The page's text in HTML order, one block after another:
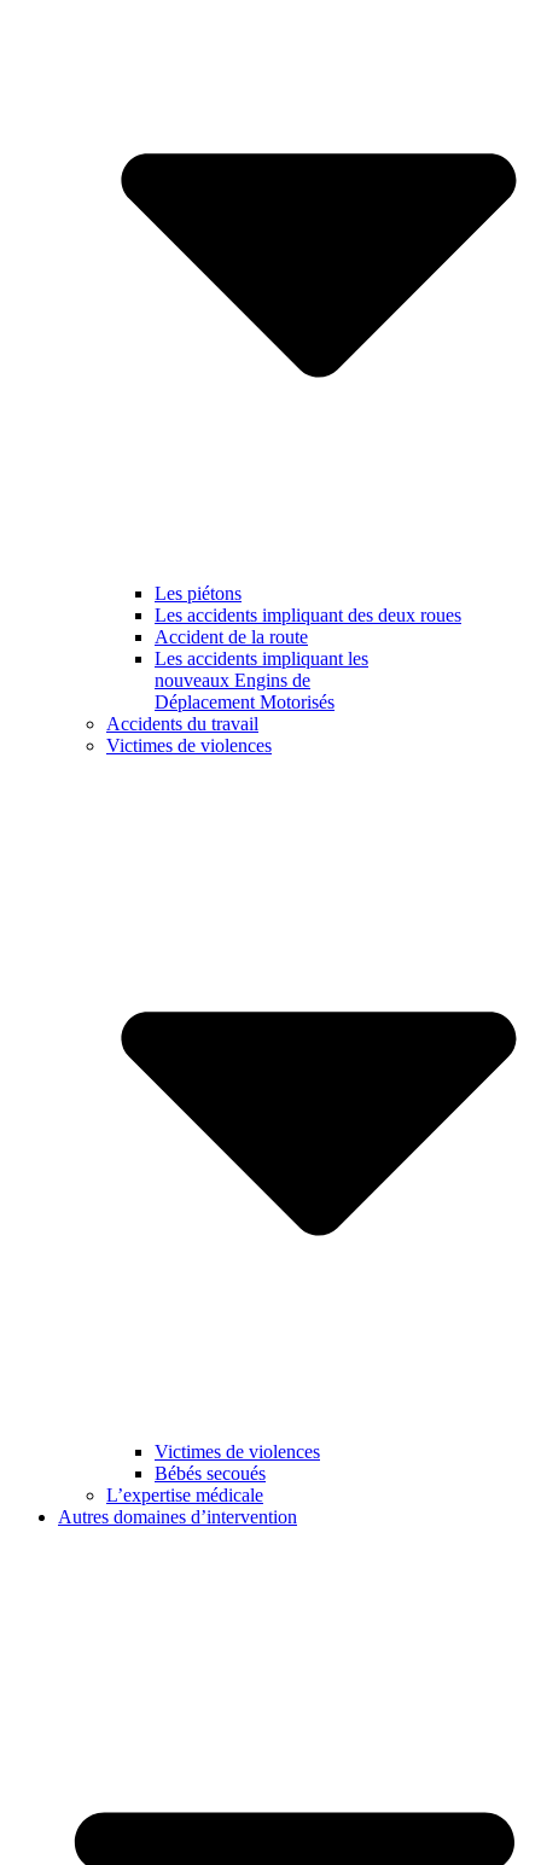
Les piétons
Les accidents impliquant des deux roues
Accident de la route
Les accidents impliquant les
nouveaux Engins de
Déplacement Motorisés
Accidents du travail
Victimes de violences
Victimes de violences
Bébés secoués
L’expertise médicale
Autres domaines d’intervention